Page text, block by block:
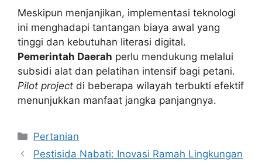
Meskipun menjanjikan, implementasi teknologi
ini menghadapi tantangan biaya awal yang
tinggi dan kebutuhan literasi digital.
Pemerintah Daerah perlu mendukung melalui
subsidi alat dan pelatihan intensif bagi petani.
Pilot project di beberapa wilayah terbukti efektif
menunjukkan manfaat jangka panjangnya.
Kategori
Pertanian
Pestisida Nabati: Inovasi Ramah Lingkungan